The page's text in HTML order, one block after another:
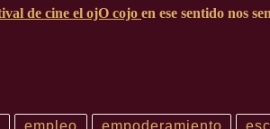
de cine el ojO cojo en ese sentido nos
empleo empoderamiento